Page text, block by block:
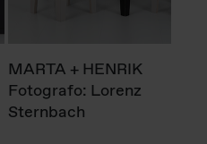
MARTA + HENRIK
Fotografo: Lorenz
Sternbach